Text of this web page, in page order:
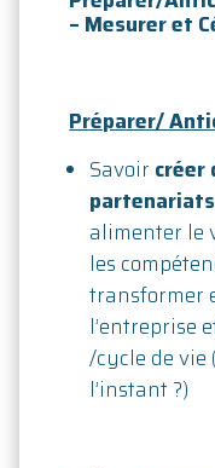
– Mesurer et
Préparer/
Savoir créer
partenariats
alimenter le
les
transformer
l’entreprise
/cycle de
l’instant ?)